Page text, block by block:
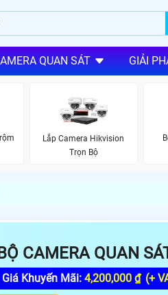
QUAN SÁT GIẢI
Lắp Camera Hikvision
Trọn Bộ
CAMERA QUAN
Giá Khuyến Mãi: 4,200,000 ₫ (+